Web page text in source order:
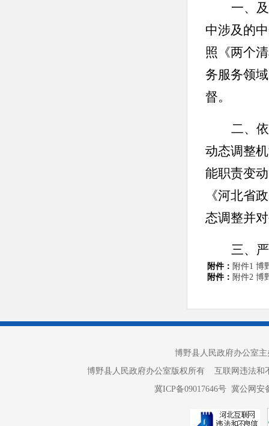
一、
中涉及的
照《两个
务服务领
督。
二、
动态调整
能职责变
《河北省
态调整并
三、
入清单的
附件： 附件1 博
附件： 附件2 博
博野县人民政府办公室
博野县人民政府办公室版权所有 互联网违法和不
冀ICP备09017646号 冀公网安